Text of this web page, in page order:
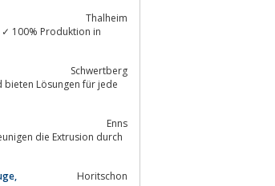
Thalheim
100% Produktion in
Schwertberg
bieten Lösungen für jede
Enns
die Extrusion durch
Horitschon